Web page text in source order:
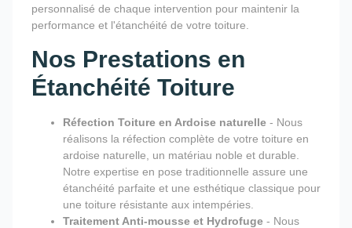
personnalisé de chaque intervention pour maintenir la
performance et l'étanchéité de votre toiture.
Nos Prestations en
Étanchéité Toiture
Réfection Toiture en Ardoise naturelle - Nous
réalisons la réfection complète de votre toiture en
ardoise naturelle, un matériau noble et durable.
Notre expertise en pose traditionnelle assure une
étanchéité parfaite et une esthétique classique pour
une toiture résistante aux intempéries.
Traitement Anti-mousse et Hydrofuge - Nous